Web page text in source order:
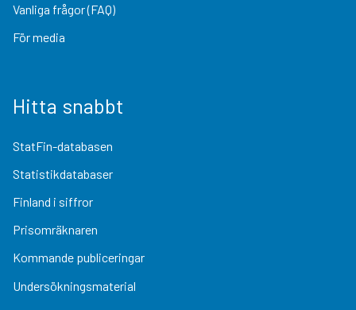
Vanliga frågor (FAQ)
För media
Hitta snabbt
StatFin-databasen
Statistikdatabaser
Finland i siffror
Prisomräknaren
Kommande publiceringar
Undersökningsmaterial